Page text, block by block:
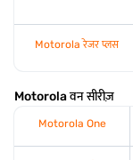
Motorola रेजर प्लस
Motorola वन सीरीज़
Motorola One